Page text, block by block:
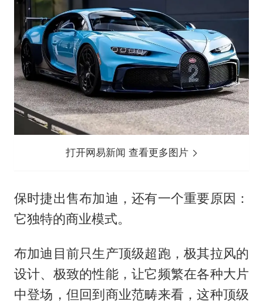
打开网易新闻 查看更多图片
保时捷出售布加迪，还有一个重要原因：
它独特的商业模式。
布加迪目前只生产顶级超跑，极其拉风的
设计、极致的性能，让它频繁在各种大片
中登场，但回到商业范畴来看，这种顶级